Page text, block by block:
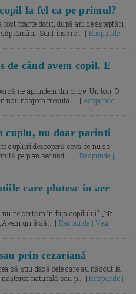
la fel ca pe primul?
foarte dorit, după ani de așteptări
Sunt însărc... | Raspunde |
de când avem copil. E
ne aprindem din orice. Un ton. O
nou noaptea trecuta.... |Raspunde |
cuplu, nu doar parinti
cupluri descoperă ceva ce nu se
pe plan secund. ... |Raspunde |
care plutesc in aer
ne certăm în fața copilului.” „Ne
grijă să... | Raspunde | Vezi
prin cezariană
să știu dacă cele care au născut la
nașterea naturală sau p... |Raspunde |